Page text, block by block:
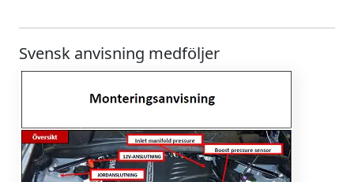
Svensk anvisning medföljer